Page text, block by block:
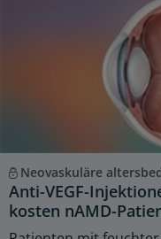
Neovaskuläre
Anti-VEGF-
kosten nAMD-